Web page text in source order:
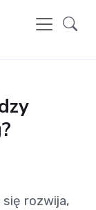
rozwija,